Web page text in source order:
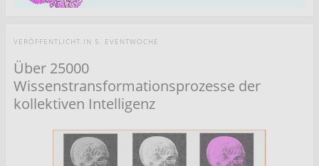
VERÖFFENTLICHT IN 5. EVENTWOCHE
Über 25000
Wissenstransformationsprozesse der
kollektiven Intelligenz